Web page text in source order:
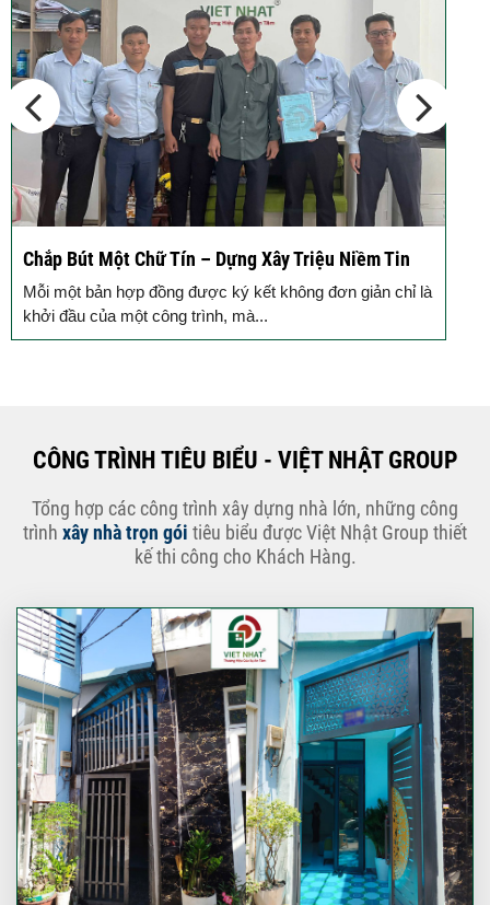
Động Thổ Xây Nhà – Khởi Đầu Vững Chắc, An Tâm
Đồng Hành
Mỗi ngôi nhà được khởi công động thổ là thêm một viên
gạch xây dựng nên niềm tin của Quý...
CÔNG TRÌNH TIÊU BIỂU - VIỆT NHẬT GROUP
Tổng hợp các công trình xây dựng nhà lớn, những công
trình xây nhà trọn gói tiêu biểu được Việt Nhật Group thiết
kế thi công cho Khách Hàng.